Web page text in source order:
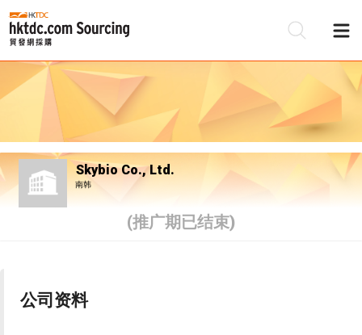
Skybio Co., Ltd.
南韩
(推广期已结束)
公司资料